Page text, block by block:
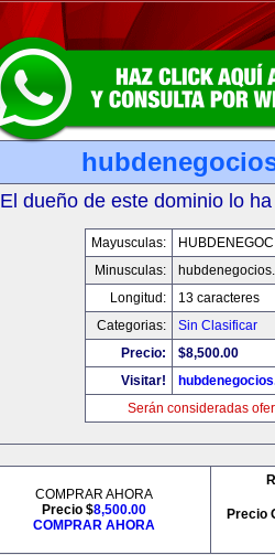
El dueño de este dominio lo
Mayusculas:
Minusculas:
Longitud:
13 caracteres
Categorias:
Sin Clasificar
Precio:
$8,500.00
Visitar!
Serán consideradas
COMPRAR AHORA
Precio $8,500.00
COMPRAR AHORA
Precio